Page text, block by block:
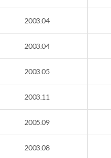
2003.04
2003.04
2003.05
2003.11
2005.09
2003.08